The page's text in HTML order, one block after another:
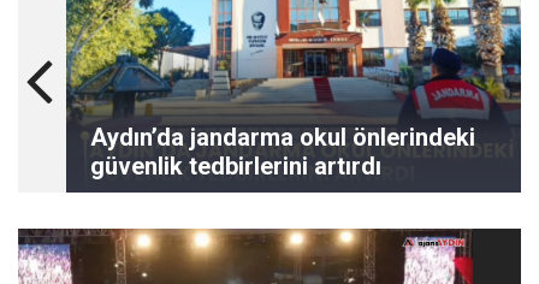
Aydın’da jandarma okul önlerindeki
güvenlik tedbirlerini artırdı